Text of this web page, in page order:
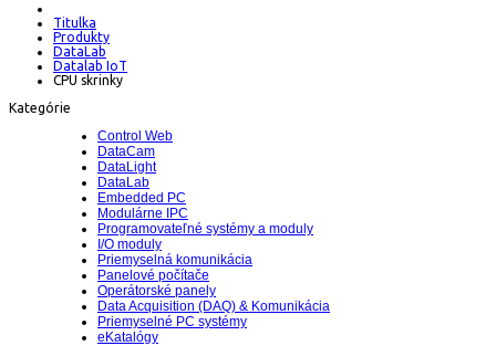
Titulka
Produkty
DataLab
Datalab IoT
CPU skrinky
Kategórie
Control Web
DataCam
DataLight
DataLab
Embedded PC
Modulárne IPC
Programovateľné systémy a moduly
I/O moduly
Priemyselná komunikácia
Panelové počítače
Operátorské panely
Data Acquisition (DAQ) & Komunikácia
Priemyselné PC systémy
eKatalógy